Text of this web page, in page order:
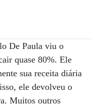
De Paula viu o
quase 80%. Ele
sua receita diária
ele devolveu o
Muitos outros